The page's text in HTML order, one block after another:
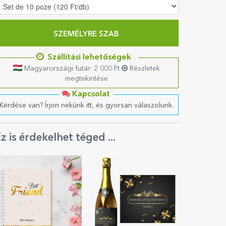
SZEMÉLYRE SZAB
Szállítási lehetőségek
Magyarországi futár: 2 000 Ft
Részletek
megtekintése
Kapcsolat
van? Írjon nekünk itt, és gyorsan válaszolunk.
is érdekelhet téged ...